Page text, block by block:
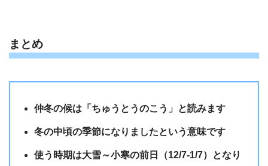
まとめ
仲冬の候は「ちゅうとうのこう」と読みます
冬の中頃の季節になりましたという意味です
使う時期は大雪～小寒の前日（12/7-1/7）となり